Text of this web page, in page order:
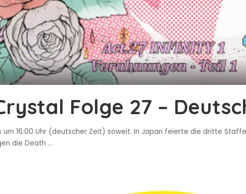
Folge 27 –
um 16:00 Uhr (deutscher Zeit) soweit. In Japan feierte die dritte
die Death ...